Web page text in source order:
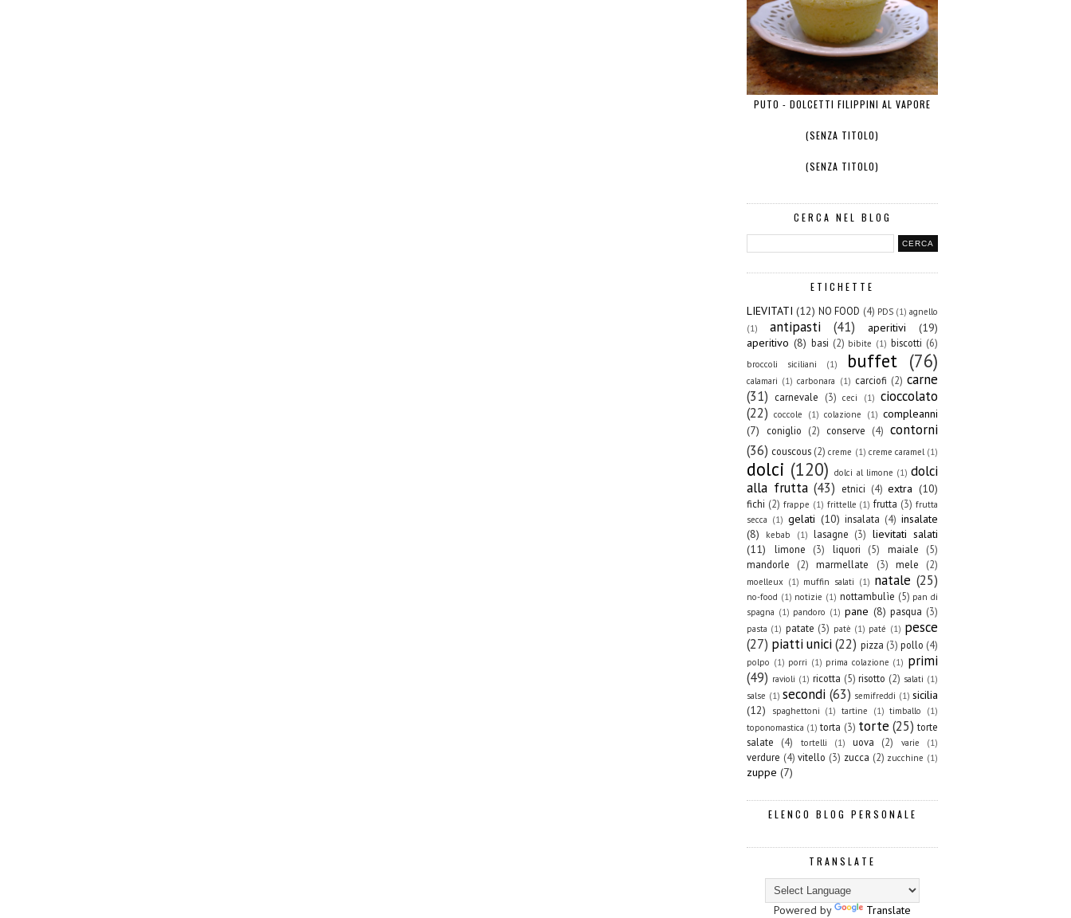
PUTO - DOLCETTI FILIPPINI AL VAPORE
(SENZA TITOLO)
(SENZA TITOLO)
CERCA NEL BLOG
ETICHETTE
LIEVITATI (12) NO FOOD (4) PDS (1) agnello
(1)
antipasti (41) aperitivi
(19)
aperitivo (8) basi (2) bibite (1) biscotti (6)
broccoli siciliani (1) buffet (76)
calamari (1) carbonara (1) carciofi (2) carne
(31)
carnevale (3) ceci (1) cioccolato
(22)
coccole (1) colazione (1) compleanni
(7)
coniglio (2) conserve (4) contorni
(36) couscous (2) creme (1) creme caramel (1)
dolci (120) dolci al limone (1) dolci
alla frutta (43) etnici (4) extra (10)
fichi (2) frappe (1) frittelle (1) frutta (3) frutta
secca (1) gelati (10) insalata (4) insalate
(8)
kebab (1) lasagne (3) lievitati salati
(11)
limone (3) liquori (5) maiale
(5)
mandorle
(2) marmellate (3) mele (2)
moelleux (1) muffin salati (1) natale (25)
no-food (1) notizie (1) nottambulìe (5) pan di
spagna (1) pandoro (1) pane (8) pasqua (3)
pasta (1) patate (3) patè (1) paté (1) pesce
(27) piatti unici (22) pizza (3) pollo (4)
polpo (1) porri (1) prima colazione (1) primi
(49) ravioli (1) ricotta (5) risotto (2) salati (1)
salse (1) secondi (63) semifreddi (1) sicilia
(12)
spaghettoni (1) tartine (1) timballo
(1)
toponomastica (1) torta (3) torte (25) torte
salate
(4) tortelli (1) uova (2) varie (1)
verdure (4) vitello (3) zucca (2) zucchine (1)
zuppe (7)
ELENCO BLOG PERSONALE
TRANSLATE
Powered by Translate